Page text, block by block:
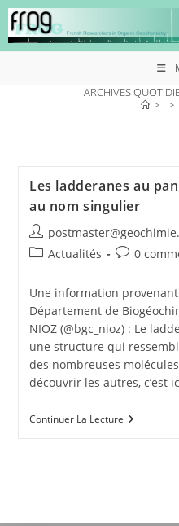
ARCHIVES
> >
Les ladderanes au
au nom singulier
Actualités
0
Une information
Département de
NIOZ (@bgc_nioz) : Le
une structure qui
des nombreuses
découvrir les autres, c’est
Continuer La Lecture